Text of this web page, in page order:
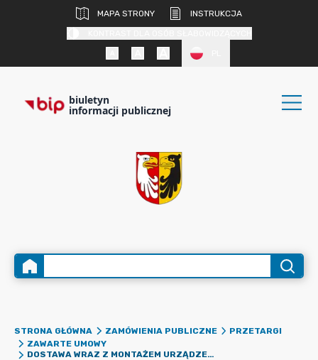
MAPA STRONY
INSTRUKCJA
biuletyn
informacji publicznej
STRONA GŁÓWNA ZAMÓWIENIA PUBLICZNE
PRZETARGI
ZAWARTE UMOWY
DOSTAWA WRAZ Z MONTAŻEM URZĄDZEŃ GRZEWCZYCH W RAMACH PROGRAMU STOP SMOG WSPÓŁFINANSOWANEGO ZE ŚRODKÓW FUNDUSZU TERMOMODERNIZACJI I REMONTÓW